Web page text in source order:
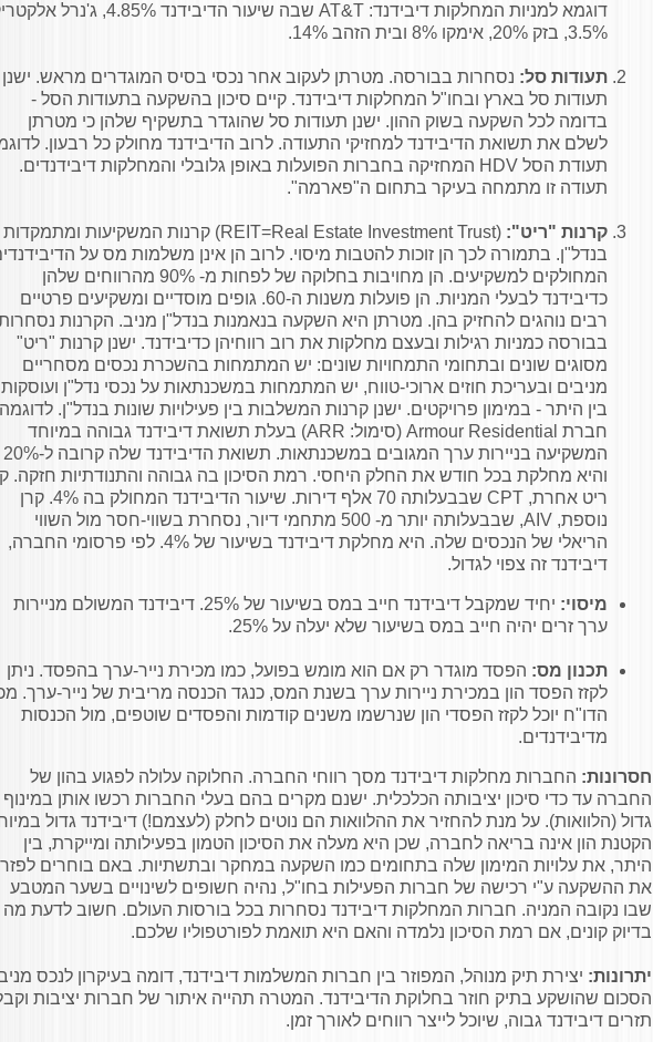
דוגמא למניות המחלקות דיבידנד: AT&T
שבה שיעור הדיבידנד 4.85%, ג'נרל
3.5%, בזק 20%, אימקו 8% ובית הזהב 14%.
תעודות סל: נסחרות בבורסה. מטרתן לעקוב אחר נכסי בסיס המוגדרים מראש. ישנן
תעודות סל בארץ ובחו"ל המחלקות דיבידנד. קיים סיכון בהשקעה בתעודות הסל -
בדומה לכל השקעה בשוק ההון. ישנן תעודות סל שהוגדר בתשקיף שלהן כי מטרתן
לשלם את תשואת הדיבידנד למחזיקי התעודה. לרוב הדיבידנד מחולק כל רבעון.
תעודת הסל HDV המחזיקה בחברות הפועלות באופן גלובלי והמחלקות דיבידנדים.
תעודה זו מתמחה בעיקר בתחום ה"פארמה".
קרנות "ריט": (REIT=Real Estate Investment Trust) קרנות המשקיעות ומתמקדות
בנדל"ן. בתמורה לכך הן זוכות להטבות מיסוי. לרוב הן אינן משלמות מס על
המחולקים למשקיעים. הן מחויבות בחלוקה של לפחות מ- 90% מהרווחים שלהן
כדיבידנד לבעלי המניות. הן פועלות משנות ה-60. גופים מוסדיים ומשקיעים פרטיים
רבים נוהגים להחזיק בהן. מטרתן היא השקעה בנאמנות בנדל"ן מניב. הקרנות
בבורסה כמניות רגילות ובעצם מחלקות את רוב רווחיהן כדיבידנד. ישנן קרנות "ריט"
מסוגים שונים ובתחומי התמחויות שונים: יש המתמחות בהשכרת נכסים מסחריים
מניבים ובעריכת חוזים ארוכי-טווח, יש המתמחות במשכנתאות על נכסי נדל"ן
בין היתר - במימון פרויקטים. ישנן קרנות המשלבות בין פעילויות שונות בנדל"ן.
חברת Armour Residential (סימול: ARR) בעלת תשואת דיבידנד גבוהה במיוחד
המשקיעה בניירות ערך המגובים במשכנתאות. תשואת הדיבידנד שלה קרובה ל-20%
והיא מחלקת בכל חודש את החלק היחסי. רמת הסיכון בה גבוהה והתנודתיות חזקה.
ריט אחרת, CPT
שבבעלותה 70 אלף דירות. שיעור הדיבידנד המחולק בה 4%. קרן
נוספת, AIV
, שבבעלותה יותר מ- 500 מתחמי דיור, נסחרת בשווי-חסר מול השווי
הריאלי של הנכסים שלה. היא מחלקת דיבידנד בשיעור של 4%. לפי פרסומי החברה,
דיבידנד זה צפוי לגדול.
מיסוי:
יחיד שמקבל דיבידנד חייב במס בשיעור של 25%. דיבידנד המשולם מניירות
ערך זרים יהיה חייב במס בשיעור שלא יעלה על 25%.
תכנון מס: הפסד מוגדר רק אם הוא מומש בפועל, כמו מכירת נייר-ערך בהפסד. ניתן
לקזז הפסד הון במכירת ניירות ערך בשנת המס, כנגד הכנסה מריבית של נייר-ערך.
הדו"ח יוכל לקזז הפסדי הון שנרשמו משנים קודמות והפסדים שוטפים, מול הכנסות
מדיבידנדים.
חסרונות: החברות מחלקות דיבידנד מסך רווחי החברה. החלוקה עלולה לפגוע בהון של
החברה עד כדי סיכון יציבותה הכלכלית. ישנם מקרים בהם בעלי החברות רכשו אותן במינוף
גדול (הלוואות). על מנת להחזיר את ההלוואות הם נוטים לחלק (לעצמם!) דיבידנד גדול
הקטנת הון אינה בריאה לחברה, שכן היא מעלה את הסיכון הטמון בפעילותה ומייקרת, בין
היתר, את עלויות המימון שלה בתחומים כמו השקעה במחקר ובתשתיות. באם בוחרים לפזר
את ההשקעה ע"י רכישה של חברות הפעילות בחו"ל, נהיה חשופים לשינויים בשער המטבע
שבו נקובה המניה. חברות המחלקות דיבידנד נסחרות בכל בורסות העולם. חשוב לדעת מה
בדיוק קונים, אם רמת הסיכון נלמדה והאם היא תואמת לפורטפוליו שלכם.
יתרונות: יצירת תיק מנוהל, המפוזר בין חברות המשלמות דיבידנד, דומה בעיקרון לנכס
הסכום שהושקע בתיק חוזר בחלוקת הדיבידנד. המטרה תהייה איתור של חברות יציבות
תזרים דיבידנד גבוה, שיוכל לייצר רווחים לאורך זמן.